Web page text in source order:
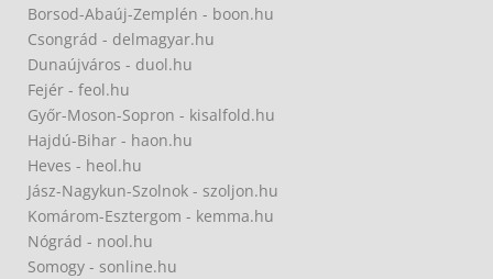
Borsod-Abaúj-Zemplén - boon.hu
Csongrád - delmagyar.hu
Dunaújváros - duol.hu
Fejér - feol.hu
Győr-Moson-Sopron - kisalfold.hu
Hajdú-Bihar - haon.hu
Heves - heol.hu
Jász-Nagykun-Szolnok - szoljon.hu
Komárom-Esztergom - kemma.hu
Nógrád - nool.hu
Somogy - sonline.hu